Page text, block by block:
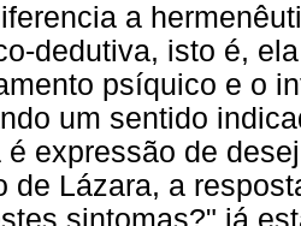
a
dedutiva, isto é,
psíquico e o
um sentido
é expressão de
de Lázara, a